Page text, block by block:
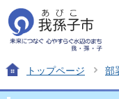
トップページ 部